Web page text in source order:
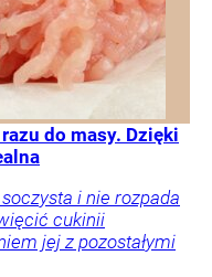
do masy. Dzięki
i nie rozpada
cukinii
jej z pozostałymi